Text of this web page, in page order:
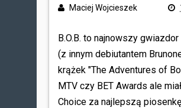
Maciej Wojcieszek
B.O.B. to najnowszy
(z innym debiutantem
krążek "The Adventures of
MTV czy BET Awards ale
Choice za najlepszą